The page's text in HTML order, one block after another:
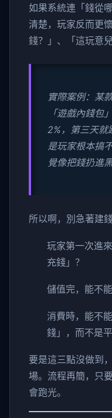
如果系統連「錢從
清楚，玩家反而更
錢？」、「這玩意
實際案例：某
「遊戲內錢包
2%，第三天就
是玩家根本搞
覺像把錢扔進黑
所以啊，別急著建
玩家第一次進
充錢」？
儲值完，能不
消費時，能不
錢」，而不是
要是這三點沒做到
場。流程再簡，只
會跑光。